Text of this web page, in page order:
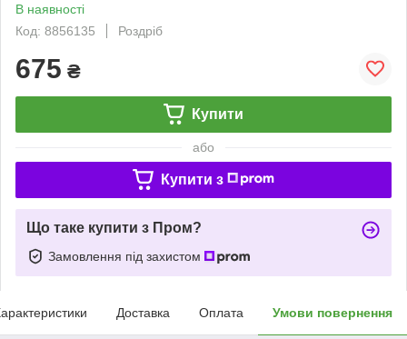
В наявності
Код: 8856135
Роздріб
675 ₴
Купити
або
Купити з
Що таке купити з Пром?
Замовлення під захистом
Доставка Оплата Умови повернення